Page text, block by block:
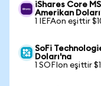
iShares Core
Amerikan
1 IEFAon eşittir
SoFi
Doları'na
1 SOFIon eşittir